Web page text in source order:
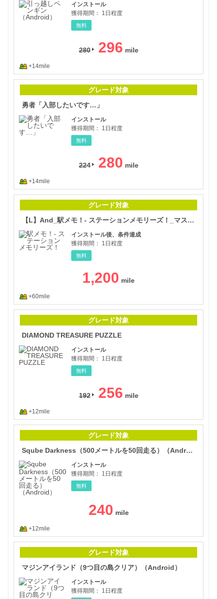
インストール
獲得期間：
1日程度
無料
280 296
+14mile
グレード対象
勇者「入部したいです…」
インストール
獲得期間：
1日程度
無料
224 280
+14mile
グレード対象
【L】And_駅メモ！- ステーションメモリーズ！_マスターランク40達成
インストール後、条件達成
獲得期間：
1日程度
無料
1,200
+60mile
グレード対象
DIAMOND TREASURE PUZZLE
インストール
獲得期間：
1日程度
無料
192 256
+12mile
グレード対象
Sqube Darkness（500メートルを50回走る）（Android）
インストール
獲得期間：
1日程度
無料
240
+12mile
グレード対象
マジンアイランド（9つ目の島クリア）（Android）
インストール
獲得期間：
1日程度